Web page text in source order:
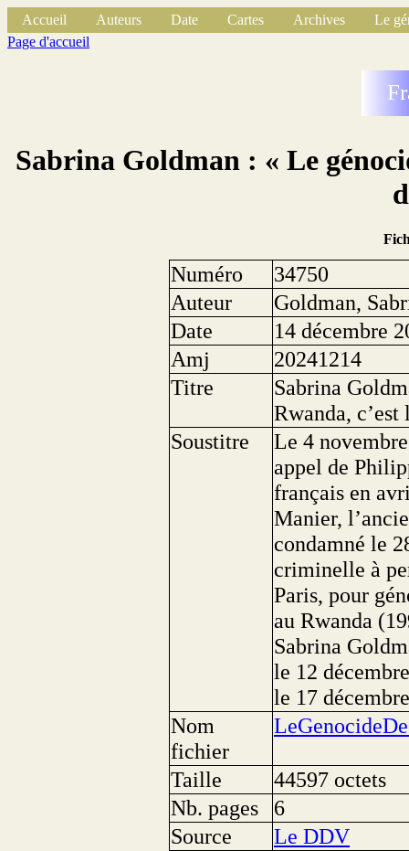
Accueil Auteurs Date Cartes Archives
Le
Page d'accueil
Sabrina Goldman : « Le
Numéro
34750
Auteur
Goldman,
Date
14 décembre
Amj
20241214
Titre
Sabrina
Rwanda,
Soustitre
Le 4
appel de
français en
Manier,
condamné le
criminelle à
Paris, pour
au Rwanda
Sabrina
le 12
le 17
Nom
fichier
Taille
44597 octets
Nb. pages
6
Source
Le DDV